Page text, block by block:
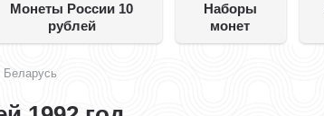
Монеты России 10
рублей
Наборы
монет
Беларусь